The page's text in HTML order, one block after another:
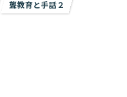
聾教育と手話２